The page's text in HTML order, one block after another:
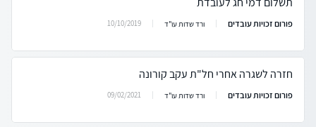
פורום זכויות עובדים ורד שדות עו"ד 10/10/2019
חזרה לשגרה אחרי חל"ת עקב קורונה
פורום זכויות עובדים ורד שדות עו"ד 09/02/2021